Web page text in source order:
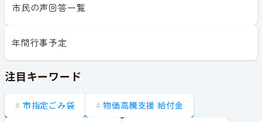
市民の声回答一覧
年間行事予定
注目キーワード
市指定ごみ袋 物価高騰支援 給付金